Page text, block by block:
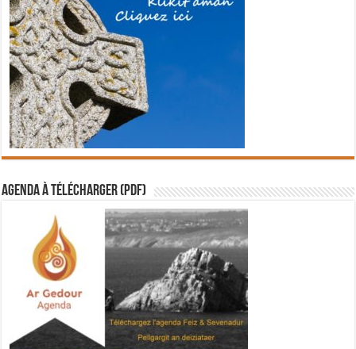
Agenda à télécharger (PDF)